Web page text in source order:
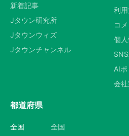
新着記事
Jタウン研究所
Jタウンウィズ
Jタウンチャンネル
利
コ
個
AI
会
都道府県
全国
全国